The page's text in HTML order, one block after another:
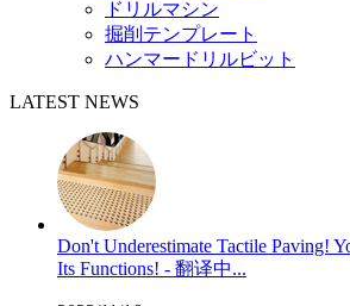
ドリルマシン
掘削テンプレート
ハンマードリルビット
LATEST NEWS
Don't Underestimate Tactile Paving!
Its Functions! - 翻译中...